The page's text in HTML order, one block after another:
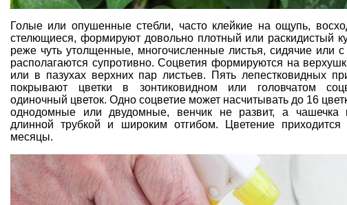
Голые или опушенные стебли, часто клейкие на ощупь,
стелющиеся, формируют довольно плотный или раскидистый
реже чуть утолщенные, многочисленные листья, сидячие или
располагаются супротивно. Соцветия формируются на
или в пазухах верхних пар листьев. Пять лепестковидных
покрывают цветки в зонтиковидном или головчатом
одиночный цветок. Одно соцветие может насчитывать до 16
однодомные или двудомные, венчик не развит, а чашечка
длинной трубкой и широким отгибом. Цветение приходится
месяцы.